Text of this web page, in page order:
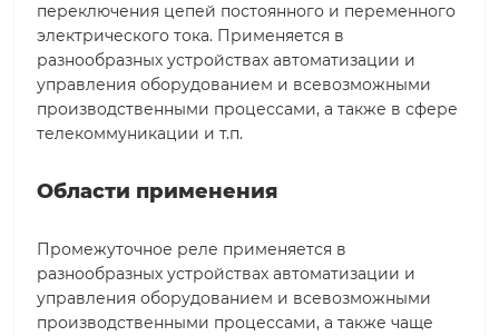
переключения цепей постоянного и переменного
электрического тока. Применяется в
разнообразных устройствах автоматизации и
управления оборудованием и всевозможными
производственными процессами, а также в сфере
телекоммуникации и т.п.
Области применения
Промежуточное реле применяется в
разнообразных устройствах автоматизации и
управления оборудованием и всевозможными
производственными процессами, а также чаще